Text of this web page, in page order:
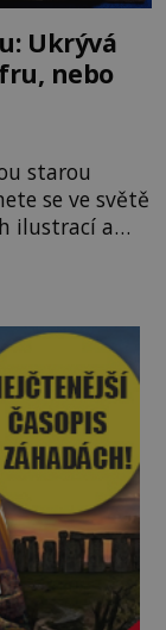
Ukrývá
nebo
starou
se ve světě
ilustrací a
všem
patří mezi
ani co